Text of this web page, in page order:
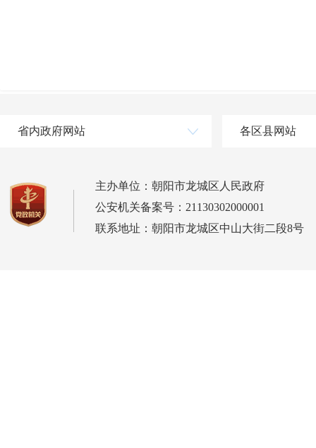
省内政府网站 各区县网站
主办单位：朝阳市龙城区人民政府
公安机关备案号：21130302000001
联系地址：朝阳市龙城区中山大街二段8号